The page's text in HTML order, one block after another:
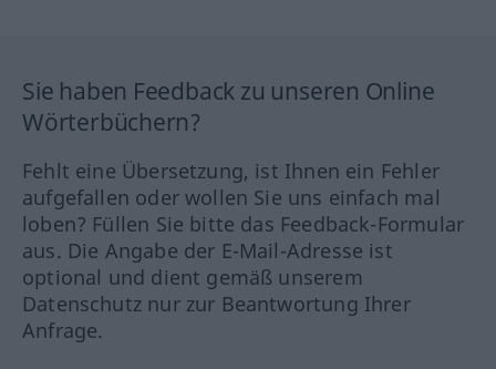
Sie haben Feedback zu unseren Online
Wörterbüchern?
Fehlt eine Übersetzung, ist Ihnen ein Fehler
aufgefallen oder wollen Sie uns einfach mal
loben? Füllen Sie bitte das Feedback-Formular
aus. Die Angabe der E-Mail-Adresse ist
optional und dient gemäß unserem
Datenschutz nur zur Beantwortung Ihrer
Anfrage.